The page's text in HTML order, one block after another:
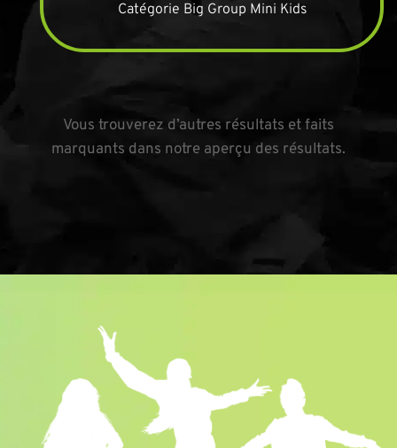
Catégorie Big Group Mini Kids
Vous trouverez d’autres résultats et faits
marquants dans notre aperçu des résultats.